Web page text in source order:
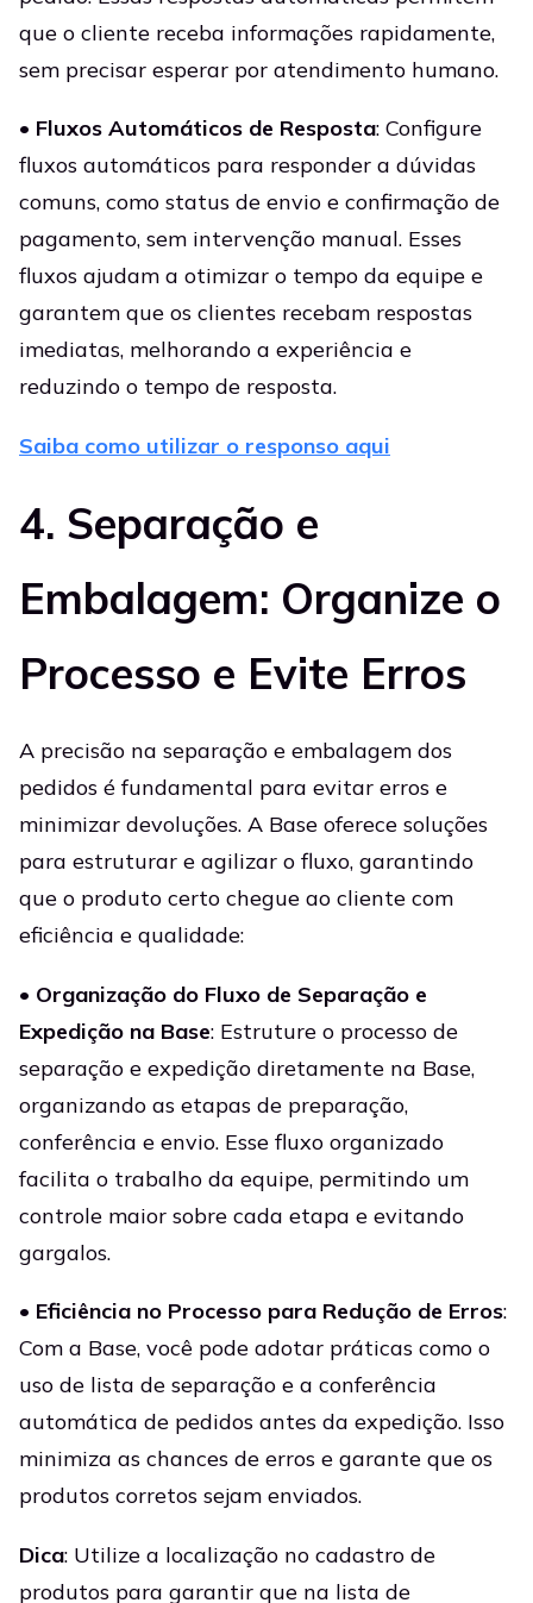
que o cliente receba informações rapidamente,
sem precisar esperar por atendimento humano.
• Fluxos Automáticos de Resposta: Configure
fluxos automáticos para responder a dúvidas
comuns, como status de envio e confirmação de
pagamento, sem intervenção manual. Esses
fluxos ajudam a otimizar o tempo da equipe e
garantem que os clientes recebam respostas
imediatas, melhorando a experiência e
reduzindo o tempo de resposta.
Saiba como utilizar o responso aqui
4. Separação e
Embalagem: Organize o
Processo e Evite Erros
A precisão na separação e embalagem dos
pedidos é fundamental para evitar erros e
minimizar devoluções. A Base oferece soluções
para estruturar e agilizar o fluxo, garantindo
que o produto certo chegue ao cliente com
eficiência e qualidade:
• Organização do Fluxo de Separação e
Expedição na Base: Estruture o processo de
separação e expedição diretamente na Base,
organizando as etapas de preparação,
conferência e envio. Esse fluxo organizado
facilita o trabalho da equipe, permitindo um
controle maior sobre cada etapa e evitando
gargalos.
• Eficiência no Processo para Redução de Erros:
Com a Base, você pode adotar práticas como o
uso de lista de separação e a conferência
automática de pedidos antes da expedição. Isso
minimiza as chances de erros e garante que os
produtos corretos sejam enviados.
Dica: Utilize a localização no cadastro de
produtos para garantir que na lista de